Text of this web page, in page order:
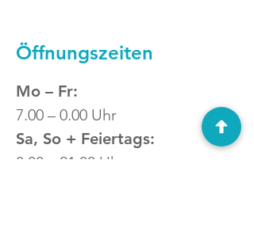
Öffnungszeiten
Mo – Fr:
7.00 – 0.00 Uhr
Sa, So + Feiertags:
8.00 – 21.00 Uhr